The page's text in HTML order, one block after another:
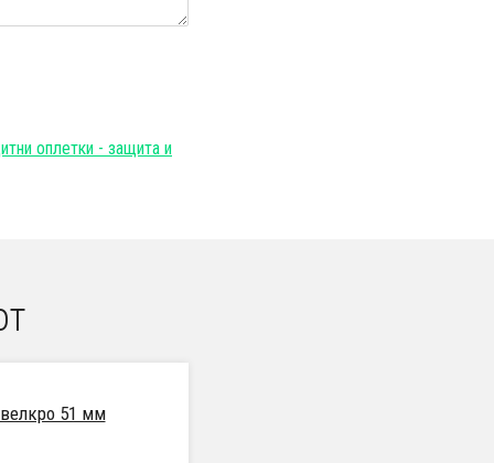
оплетки - защита и
51 мм